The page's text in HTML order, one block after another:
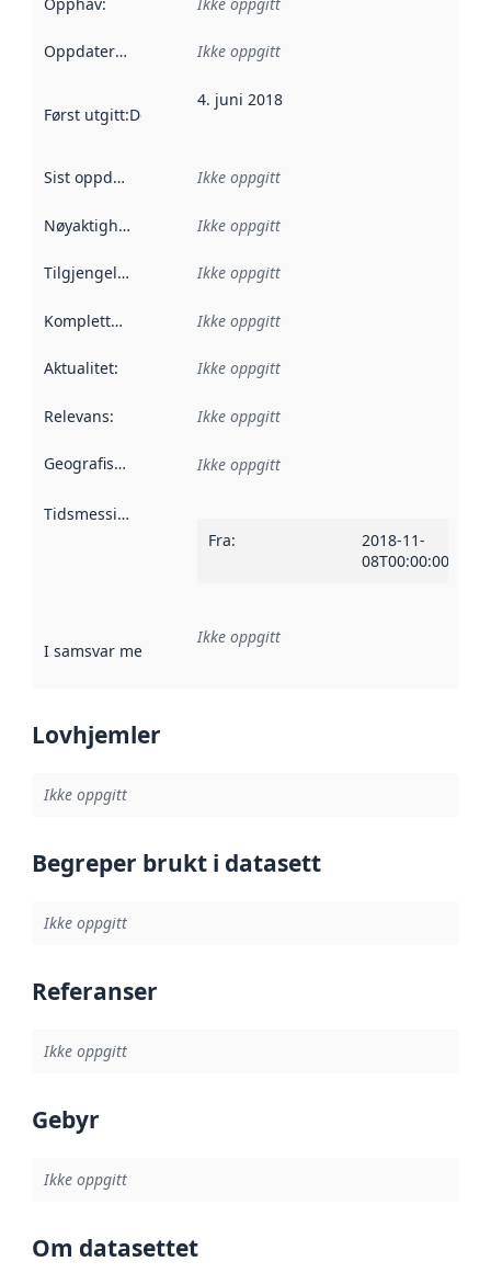
Oppdateringsfrekvens :
Ikke oppgitt
Først utgitt:Denne datoen sier når dataene i dette
4. juni 2018
Sist oppdatert Ikke oppgitt
Nøyaktighet Ikke oppgitt
Tilgjengelighet Ikke oppgitt
Kompletthet Ikke oppgitt
Aktualitet: Ikke oppgitt
Relevans: Ikke oppgitt
Geografisk avgrensning :
Ikke oppgitt
Tidsmessig avgrensning
Fra:
2018-11-
08T00:00:00Z
I samsvar med Referanse til en implementasjonsregel
Ikke oppgitt
Lovhjemler
Ikke oppgitt
Begreper brukt i datasett
Ikke oppgitt
Referanser
Ikke oppgitt
Gebyr
Ikke oppgitt
Om datasettet